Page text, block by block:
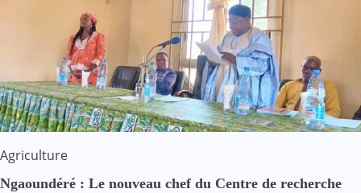
Agriculture
Ngaoundéré : Le nouveau chef du Centre de recherche